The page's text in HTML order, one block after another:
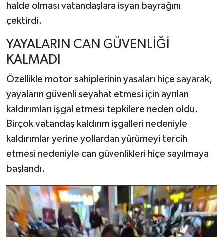
halde olması vatandaşlara isyan bayrağını
çektirdi.
YAYALARIN CAN GÜVENLİĞİ
KALMADI
Özellikle motor sahiplerinin yasaları hiçe sayarak,
yayaların güvenli seyahat etmesi için ayrılan
kaldırımları işgal etmesi tepkilere neden oldu.
Birçok vatandaş kaldırım işgalleri nedeniyle
kaldırımlar yerine yollardan yürümeyi tercih
etmesi nedeniyle can güvenlikleri hiçe sayılmaya
başlandı.